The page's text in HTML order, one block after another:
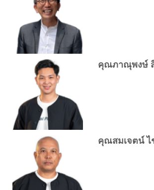
คุณภาณุพงษ์
คุณสมเจตน์ ไ